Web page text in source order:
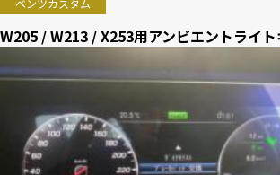
W205 / W213 / X253用アンビエントライト